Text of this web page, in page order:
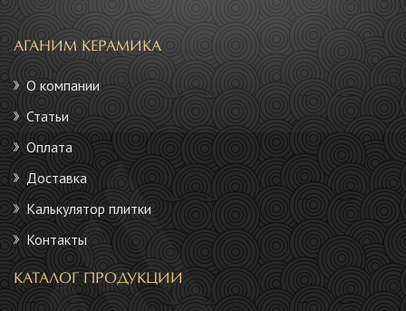
АГАНИМ КЕРАМИКА
О компании
Статьи
Оплата
Доставка
Калькулятор плитки
Контакты
КАТАЛОГ ПРОДУКЦИИ